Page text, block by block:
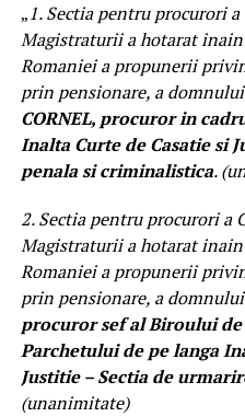
„1. Sectia pentru procurori
Magistraturii a hotarat
Romaniei a propunerii
prin pensionare, a domnului
CORNEL, procuror in
Inalta Curte de Casatie si
penala si criminalistica.
2. Sectia pentru procurori a
Magistraturii a hotarat
Romaniei a propunerii
prin pensionare, a domnului
procuror sef al Biroului
Parchetului de pe langa
Justitie – Sectia de
(unanimitate)